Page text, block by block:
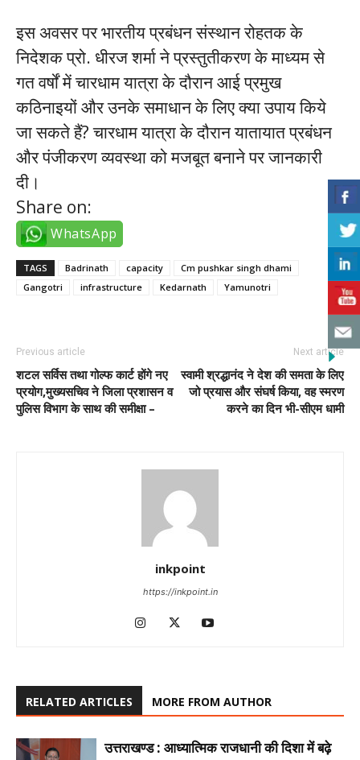
इस अवसर पर भारतीय प्रबंधन संस्थान रोहतक के
निदेशक प्रो. धीरज शर्मा ने प्रस्तुतीकरण के माध्यम से
गत वर्षों में चारधाम यात्रा के दौरान आई प्रमुख
कठिनाइयों और उनके समाधान के लिए क्या उपाय किये
जा सकते हैं? चारधाम यात्रा के दौरान यातायात प्रबंधन
और पंजीकरण व्यवस्था को मजबूत बनाने पर जानकारी
दी।
Share on:
WhatsApp
TAGS Badrinath capacity
Cm pushkar singh dhami
Gangotri
infrastructure Kedarnath Yamunotri
Previous article
शटल सर्विस तथा गोल्फ कार्ट होंगे नए
प्रयोग,मुख्यसचिव ने जिला प्रशासन व
पुलिस विभाग के साथ की समीक्षा –
Next article
स्वामी श्रद्धानंद ने देश की समता के लिए
जो प्रयास और संघर्ष किया, वह स्मरण
करने का दिन भी-सीएम धामी
inkpoint
https://inkpoint.in
RELATED ARTICLES MORE FROM AUTHOR
उत्तराखण्ड : आध्यात्मिक राजधानी की दिशा में बढ़े